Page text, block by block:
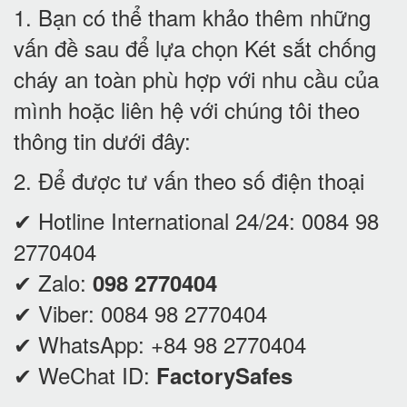
1. Bạn có thể tham khảo thêm những
vấn đề sau để lựa chọn Két sắt chống
cháy an toàn phù hợp với nhu cầu của
mình hoặc liên hệ với chúng tôi theo
thông tin dưới đây:
2. Để được tư vấn theo số điện thoại
✔ Hotline International 24/24: 0084 98
2770404
✔ Zalo: 098 2770404
✔ Viber: 0084 98 2770404
✔ WhatsApp: +84 98 2770404
✔ WeChat ID: FactorySafes